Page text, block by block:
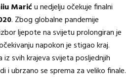
Mariću nedjelju očekuje finalni
. Zbog globalne pandemije
ljepote na svijetu prolongiran je
napokon je stigao kraj.
svih krajeva svijeta posljednjih
i ubrzano se sprema za veliko finale.